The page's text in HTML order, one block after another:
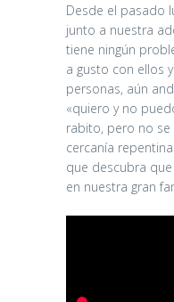
Desde el pasado
junto a nuestra
tiene ningún
a gusto con ellos
personas, aún
«quiero y no
rabito, pero no
cercanía
que descubra
en nuestra gran